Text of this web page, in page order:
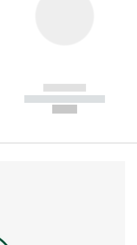
------------
----------- -----------